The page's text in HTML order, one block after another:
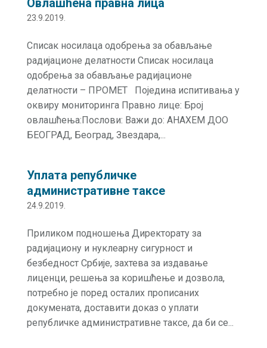
Овлашћена правна лица
23.9.2019.
Списак носилаца одобрења за обављање
радијационе делатности Списак носилаца
одобрења за обављање радијационе
делатности – ПРОМЕТ Поједина испитивања у
оквиру мониторинга Правно лице: Број
овлашћења:Послови: Важи до: АНАХЕМ ДОО
БЕОГРАД, Београд, Звездара,...
Уплата републичке
административне таксе
24.9.2019.
Приликом подношења Директорату за
радијациону и нуклеарну сигурност и
безбедност Србије, захтева за издавање
лиценци, решења за коришћење и дозвола,
потребно је поред осталих прописаних
докумената, доставити доказ о уплати
републичке административне таксе, да би се...